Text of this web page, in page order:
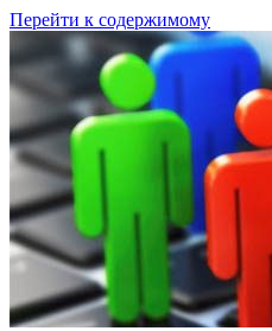
Перейти к содержимому